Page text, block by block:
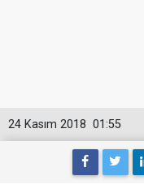
01:55
24 Kasım 2018